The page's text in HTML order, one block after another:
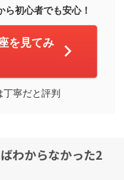
ら初心者でも安心！
を見てみ
寧だと評判
わからなかった2